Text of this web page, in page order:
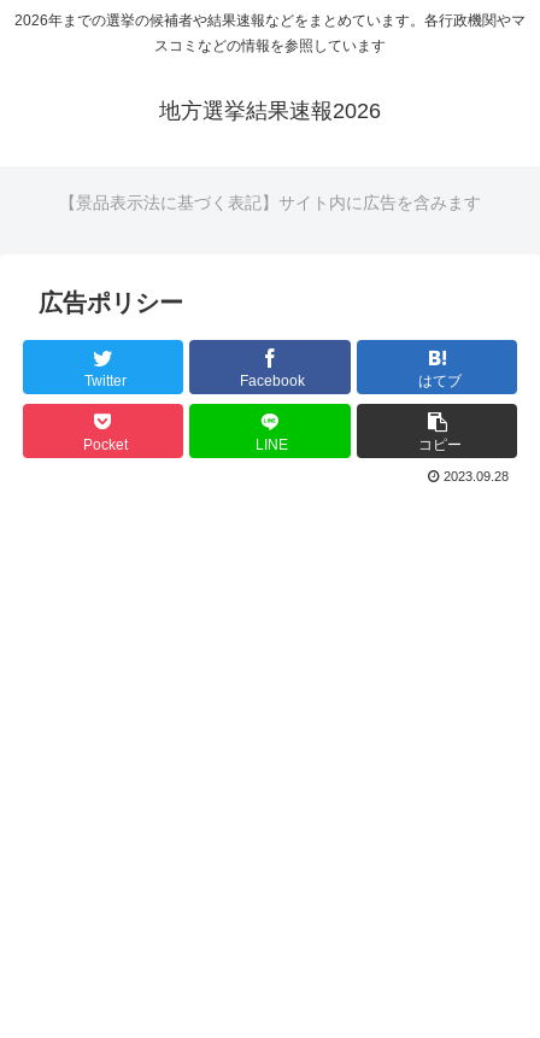
2026年までの選挙の候補者や結果速報などをまとめています。各行政機関やマ
スコミなどの情報を参照しています
地方選挙結果速報2026
【景品表示法に基づく表記】サイト内に広告を含みます
広告ポリシー
Twitter Facebook はてブ
Pocket LINE コピー
2023.09.28